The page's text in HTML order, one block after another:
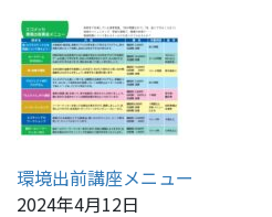
環境出前講座メニュー
2024年4月12日